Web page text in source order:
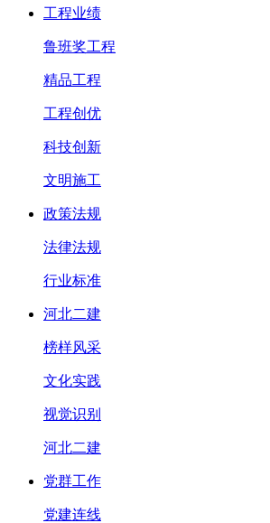
工程业绩
鲁班奖工程
精品工程
工程创优
科技创新
文明施工
政策法规
法律法规
行业标准
河北二建
榜样风采
文化实践
视觉识别
河北二建
党群工作
党建连线